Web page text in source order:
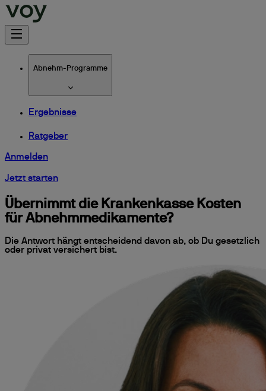
Abnehm-Programme
Ergebnisse
Ratgeber
Anmelden
Jetzt starten
Übernimmt die Krankenkasse Kosten
für Abnehmmedikamente?
Die Antwort hängt entscheidend davon ab, ob Du gesetzlich
oder privat versichert bist.